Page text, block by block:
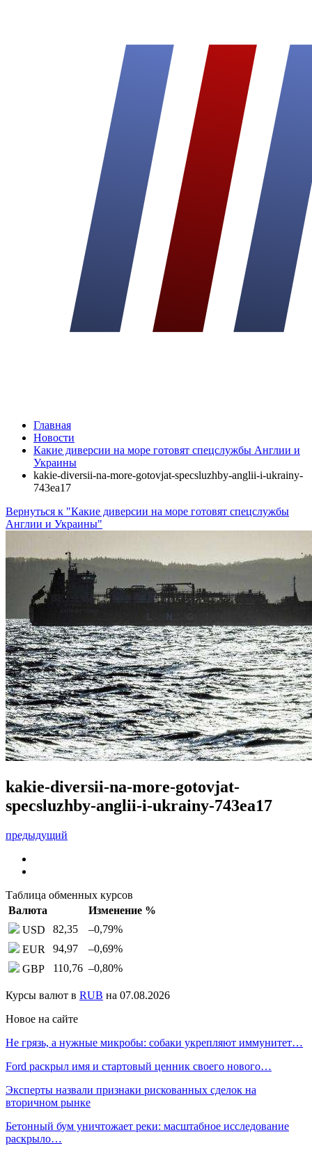
Главная
Новости
Какие диверсии на море готовят спецслужбы Англии и
Украины
kakie-diversii-na-more-gotovjat-specsluzhby-anglii-i-ukrainy-
743ea17
Вернуться к "Какие диверсии на море готовят спецслужбы
Англии и Украины"
kakie-diversii-na-more-gotovjat-
specsluzhby-anglii-i-ukrainy-743ea17
предыдущий
Таблица обменных курсов
Валюта
Изменение %
USD
82,35 –0,79%
EUR
94,97 –0,69%
GBP
110,76 –0,80%
Курсы валют в RUB на 07.08.2026
Новое на сайте
Не грязь, а нужные микробы: собаки укрепляют иммунитет…
Ford раскрыл имя и стартовый ценник своего нового…
Эксперты назвали признаки рискованных сделок на
вторичном рынке
Бетонный бум уничтожает реки: масштабное исследование
раскрыло…